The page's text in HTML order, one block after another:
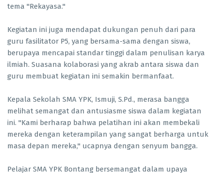
tema "Rekayasa."
Kegiatan ini juga mendapat dukungan penuh dari para
guru fasilitator P5, yang bersama-sama dengan siswa,
berupaya mencapai standar tinggi dalam penulisan karya
ilmiah. Suasana kolaborasi yang akrab antara siswa dan
guru membuat kegiatan ini semakin bermanfaat.
Kepala Sekolah SMA YPK, Ismuji, S.Pd., merasa bangga
melihat semangat dan antusiasme siswa dalam kegiatan
ini. "Kami berharap bahwa pelatihan ini akan membekali
mereka dengan keterampilan yang sangat berharga untuk
masa depan mereka," ucapnya dengan senyum bangga.
Pelajar SMA YPK Bontang bersemangat dalam upaya